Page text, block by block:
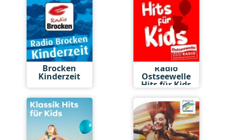
Brocken
Kinderzeit
Radio
Ostseewelle
Hits für Kids